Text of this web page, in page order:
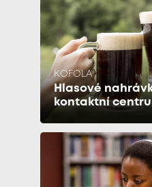
KOFOLA
Hlasové
kontaktní